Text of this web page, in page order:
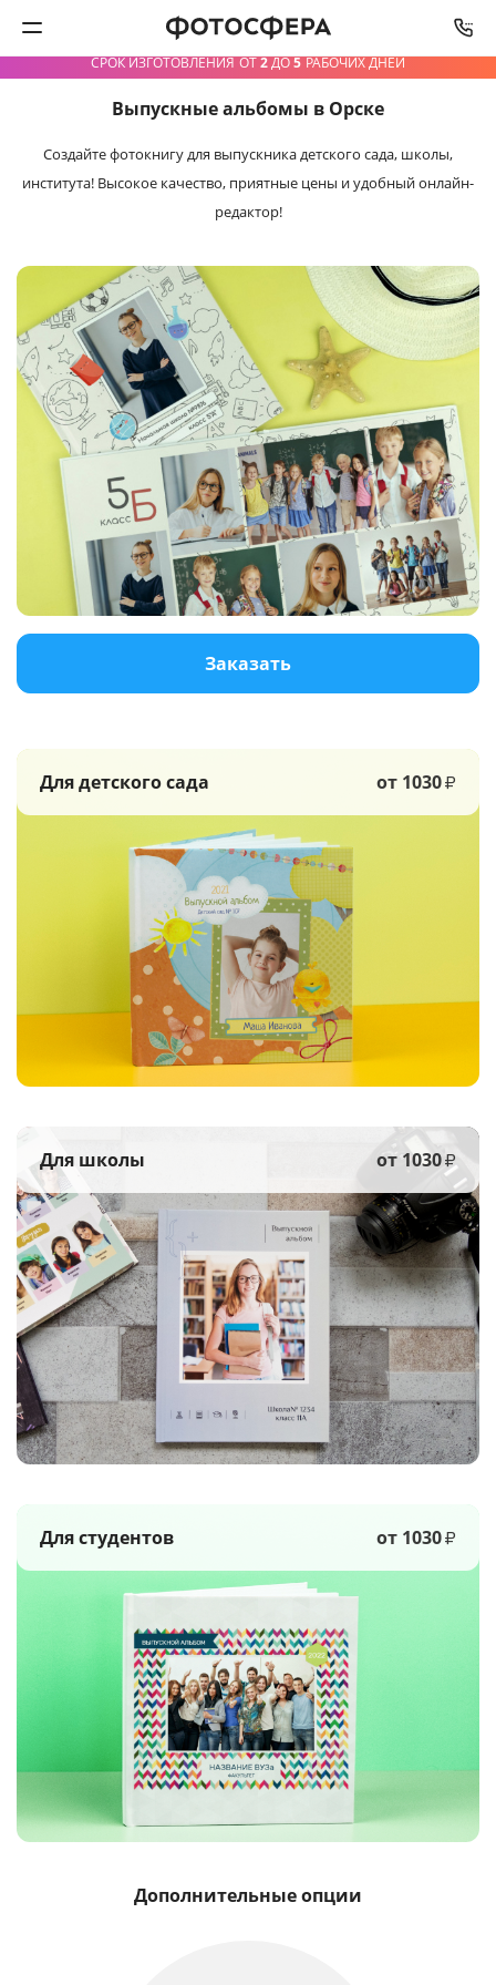
Интерьерная печать
Фотоподарки
Багетная мастерская
Полиграфия
Услуги и сервис
Магазин
Выпускные альбомы в Орске
Создайте фотокнигу для выпускника детского сада, школы,
института! Высокое качество, приятные цены и удобный онлайн-
редактор!
Заказать
СРОК ИЗГОТОВЛЕНИЯ ОТ2ДО5 РАБОЧИХ ДНЕЙ
Для детского сада от 1030₽
Для школы от 1030₽
Для студентов от 1030₽
Дополнительные опции